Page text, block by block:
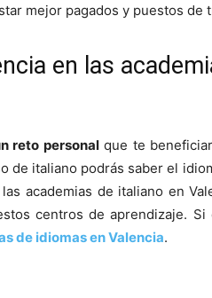
mejor pagados y puestos de
en las
reto personalque te
de italiano podrás saber el
academias de italiano en
centros de aprendizaje.
de idiomas en Valencia.